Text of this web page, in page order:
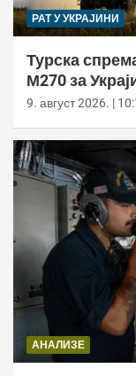
РАТ У УКРАЈИНИ
Турска
М270 за
9. август 2026. |
АНАЛИЗЕ